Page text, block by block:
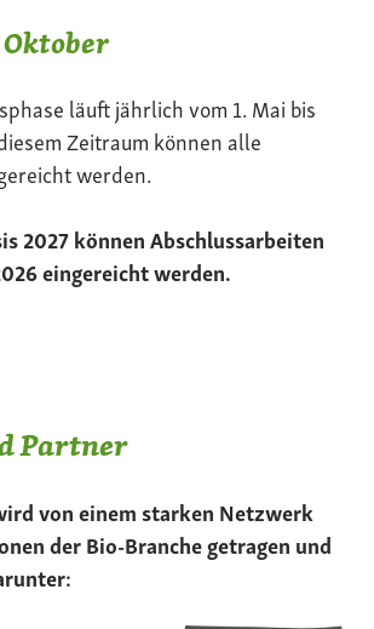
Oktober
läuft jährlich vom 1. Mai bis
Zeitraum können alle
werden.
2027 können Abschlussarbeiten
eingereicht werden.
Partner
von einem starken Netzwerk
der Bio-Branche getragen und